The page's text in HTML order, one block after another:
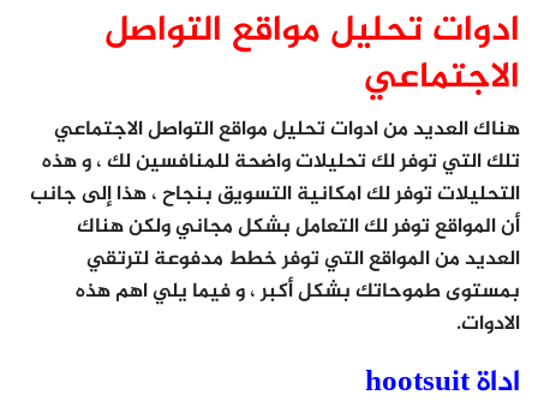
ادوات تحليل مواقع التواصل
الاجتماعي
هناك العديد من ادوات تحليل مواقع التواصل الاجتماعي
تلك التي توفر لك تحليلات واضحة للمنافسين لك ، و هذه
التحليلات توفر لك امكانية التسويق بنجاح ، هذا إلى جانب
أن المواقع توفر لك التعامل بشكل مجاني ولكن هناك
العديد من المواقع التي توفر خطط مدفوعة لترتقي
بمستوى طموحاتك بشكل أكبر ، و فيما يلي اهم هذه
الادوات.
اداة hootsuit